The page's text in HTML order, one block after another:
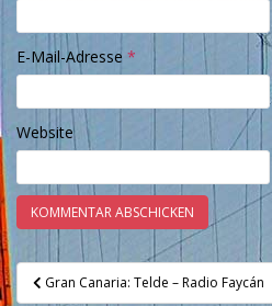
E-Mail-Adresse *
Website
Beitragsnavigation
Gran Canaria: Telde – Radio Faycán